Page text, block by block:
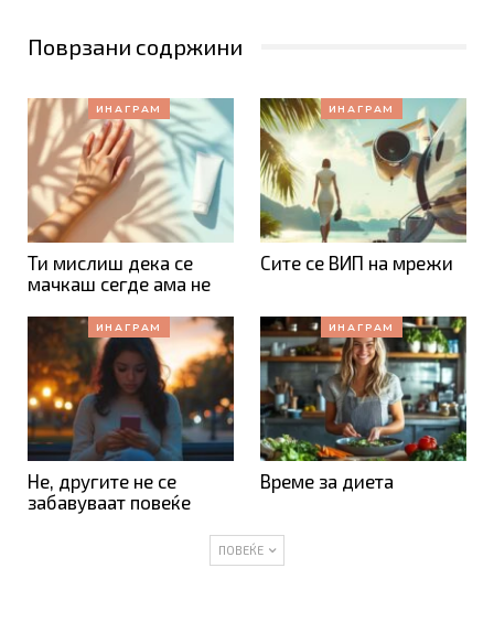
Поврзани содржини
ИНАГРАМ
Ти мислиш дека се
мачкаш сегде ама не
ИНАГРАМ
Сите се ВИП на мрежи
ИНАГРАМ
Не, другите не се
забавуваат повеќе
ИНАГРАМ
Време за диета
ПОВЕЌЕ